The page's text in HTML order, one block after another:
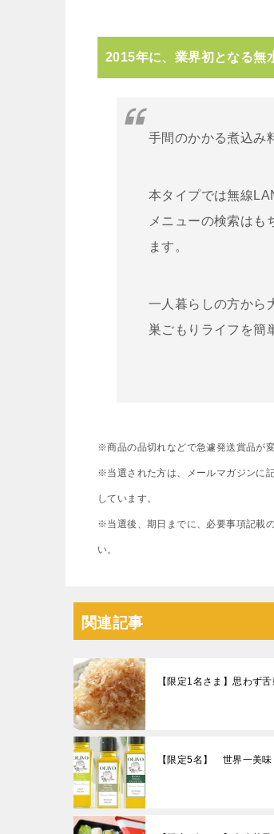
2015年に、業界初となる無
手間のかかる煮込み
本タイプでは無線
メニューの検索はも
ます。
一人暮らしの方から
巣ごもりライフを簡
※商品の品切れなどで急遽発送賞品が
※当選された方は、メールマガジンに
しています。
※当選後、期日までに、必要事項記載
い。
関連記事
【限定1名さま】思わず
【限定5名】 世界一美